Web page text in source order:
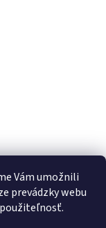
Vám umožnili
prevádzky webu